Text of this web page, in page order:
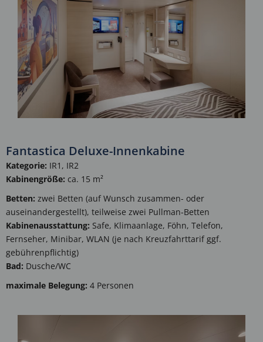
Fantastica Deluxe-Innenkabine
Kategorie: IR1, IR2
Kabinengröße: ca. 15 m²
Betten: zwei Betten (auf Wunsch zusammen- oder
auseinandergestellt), teilweise zwei Pullman-Betten
Kabinenausstattung: Safe, Klimaanlage, Föhn, Telefon,
Fernseher, Minibar, WLAN (je nach Kreuzfahrttarif ggf.
gebührenpflichtig)
Bad: Dusche/WC
maximale Belegung: 4 Personen